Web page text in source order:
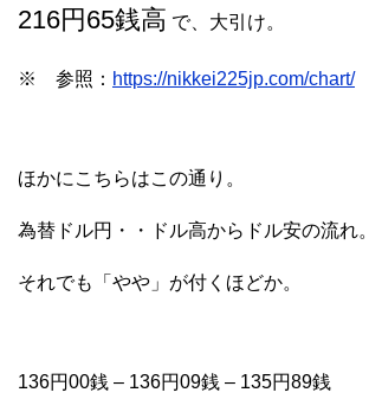
216円65銭高 で、大引け。
※ 参照： https://nikkei225jp.com/chart/
ほかにこちらはこの通り。
為替ドル円・・ドル高からドル安の流れ。
それでも「やや」が付くほどか。
136円00銭 – 136円09銭 – 135円89銭